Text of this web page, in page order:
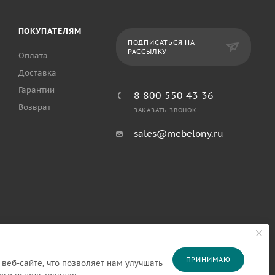
ПОКУПАТЕЛЯМ
Оплата
Доставка
Гарантии
Возврат
ПОДПИСАТЬСЯ НА
РАССЫЛКУ
8 800 550 43 36
ЗАКАЗАТЬ ЗВОНОК
sales@mebelony.ru
сайте, что позволяет нам улучшать
ПРИНИМАЮ